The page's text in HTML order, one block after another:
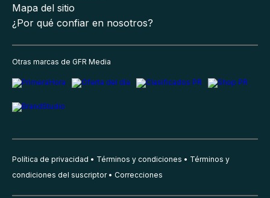
Mapa del sitio
¿Por qué confiar en nosotros?
Otras marcas de GFR Media
Política de privacidad Términos y condiciones
Términos y
condiciones del suscriptor
Correcciones